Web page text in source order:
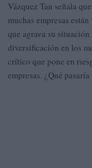
Vázquez Tan señala
muchas empresas
que agrava su
diversificación en los
crítico que pone en
empresas. ¿Qué